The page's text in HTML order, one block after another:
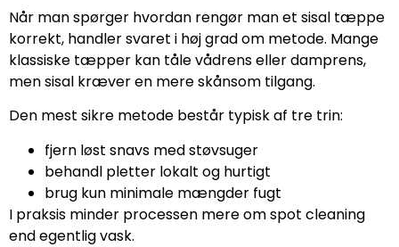
Når man spørger hvordan rengør man et sisal tæppe
korrekt, handler svaret i høj grad om metode. Mange
klassiske tæpper kan tåle vådrens eller damprens,
men sisal kræver en mere skånsom tilgang.
Den mest sikre metode består typisk af tre trin:
fjern løst snavs med støvsuger
behandl pletter lokalt og hurtigt
brug kun minimale mængder fugt
I praksis minder processen mere om spot cleaning
end egentlig vask.